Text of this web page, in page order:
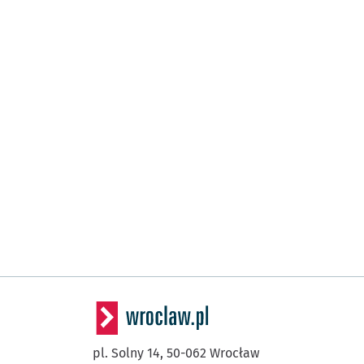
pl. Solny 14, 50-062 Wrocław